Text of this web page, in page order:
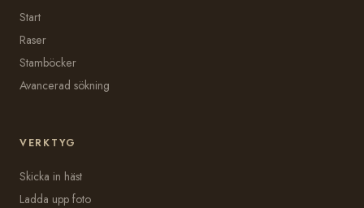
Start
Raser
Stamböcker
Avancerad sökning
VERKTYG
Skicka in häst
Ladda upp foto